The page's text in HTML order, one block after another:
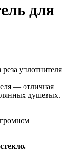
для
— отличная
душевых.